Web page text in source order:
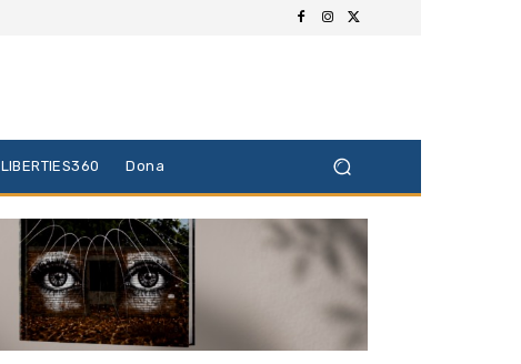
LIBERTIES360 Dona